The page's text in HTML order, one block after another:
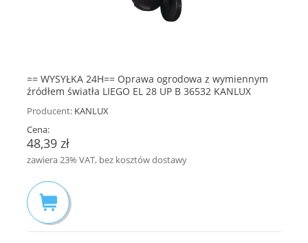
== WYSYŁKA 24H== Oprawa ogrodowa z wymiennym
źródłem światła LIEGO EL 28 UP B 36532 KANLUX
Producent: KANLUX
Cena:
48,39 zł
zawiera 23% VAT, bez kosztów dostawy